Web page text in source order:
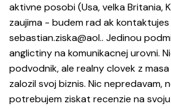
aktivne posobi (Usa, velka Britania,
zaujima - budem rad ak kontaktujes
sebastian.ziska@aol.. Jedinou
anglictiny na komunikacnej urovni.
podvodnik, ale realny clovek z
zalozil svoj biznis. Nic nepredavam,
potrebujem ziskat recenzie na